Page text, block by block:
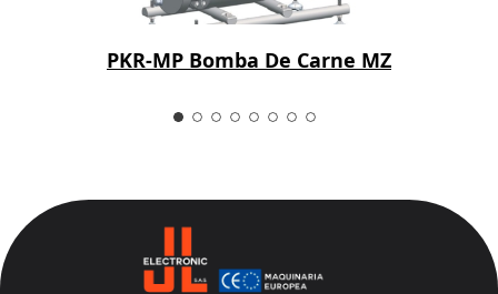
PKR-MP Bomba De Carne MZ